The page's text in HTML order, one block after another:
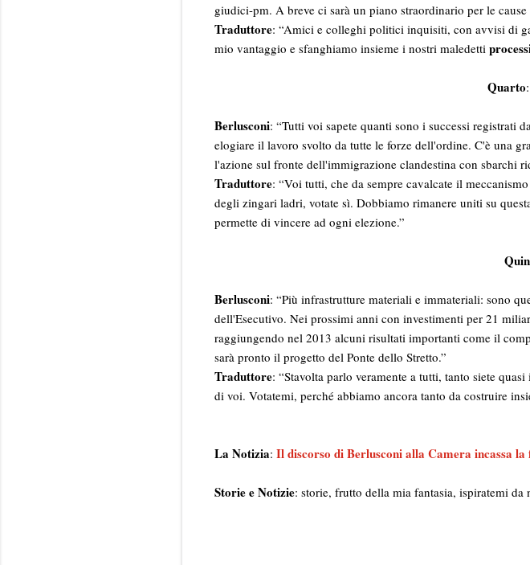
giudici-pm. A breve ci sarà un piano straordinario per le
Traduttore: “Amici e colleghi politici inquisiti, con avvisi di
mio vantaggio e sfanghiamo insieme i nostri maledetti
Quarto
Berlusconi: “Tutti voi sapete quanti sono i successi registrati
elogiare il lavoro svolto da tutte le forze dell'ordine. C'è una
l'azione sul fronte dell'immigrazione clandestina con sbarchi
Traduttore: “Voi tutti, che da sempre cavalcate il
degli zingari ladri, votate sì. Dobbiamo rimanere uniti su
permette di vincere ad ogni elezione.”
Berlusconi: “Più infrastrutture materiali e immateriali: sono
dell'Esecutivo. Nei prossimi anni con investimenti per 21
raggiungendo nel 2013 alcuni risultati importanti come il
sarà pronto il progetto del Ponte dello Stretto.”
Traduttore: “Stavolta parlo veramente a tutti, tanto siete
di voi. Votatemi, perché abbiamo ancora tanto da costruire
La Notizia: Il discorso di Berlusconi alla Camera incassa la
Storie e Notizie: storie, frutto della mia fantasia, ispiratemi da